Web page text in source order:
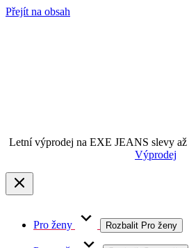
Přejít na obsah
Letní výprodej na EXE JEANS slevy až
Výprodej
Pro ženy Rozbalit Pro ženy